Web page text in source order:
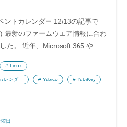
ントカレンダー 12/13の記事で
最新のファームウエア情報に合わ
た。 近年、Microsoft 365 や…
日
Linux
レンダー Yubico YubiKey